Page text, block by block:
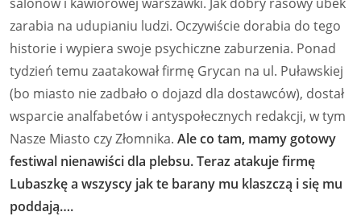
zarabia na udupianiu ludzi. Oczywiście dorabia do tego
historie i wypiera swoje psychiczne zaburzenia. Ponad
tydzień temu zaatakował firmę Grycan na ul. Puławskiej
(bo miasto nie zadbało o dojazd dla dostawców), dostał
wsparcie analfabetów i antyspołecznych redakcji, w tym
Nasze Miasto czy Złomnika. Ale co tam, mamy gotowy
festiwal nienawiści dla plebsu. Teraz atakuje firmę
Lubaszkę a wszyscy jak te barany mu klaszczą i się mu
poddają….